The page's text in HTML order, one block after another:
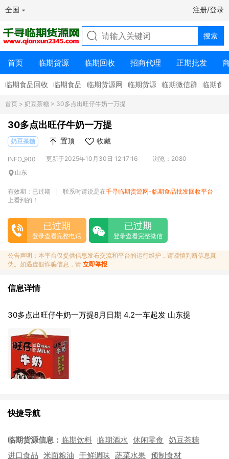
全国 注册/登录
首页 临期货源 临期回收 招商代理 正期批发
临期食品回收 临期食品 临期货源网 临期货源 临期微信群 临期食
首页 > 奶豆茶糖 > 30多点出旺仔牛奶一万提
30多点出旺仔牛奶一万提
奶豆茶糖 置顶 收藏
INFO_900 更新于2025年10月30日 12:17:16
浏览：2080
山东
有效期：已过期 联系时请说是在千寻临期货源网-临期食品批发回收平台
上看到的！
已过期
登录查看完整电话
已过期
登录查看完整微信
公告声明：本平台仅提供信息发布交流和平台的运行维护，请谨慎判断信息真
伪。如遇虚假诈骗信息，请 立即举报
信息详情
30多点出旺仔牛奶一万提8月日期 4.2一车起发 山东提
快捷导航
临期货源信息： 临期饮料 临期酒水 休闲零食 奶豆茶糖
进口食品 米面粮油 干鲜调味 蔬菜水果 预制食材